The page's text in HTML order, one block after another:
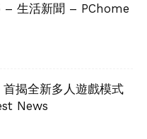
– 生活新聞 – PChome
揭全新多人遊戲模式
News